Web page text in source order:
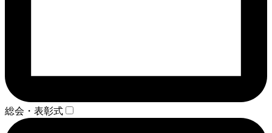
総会・表彰式